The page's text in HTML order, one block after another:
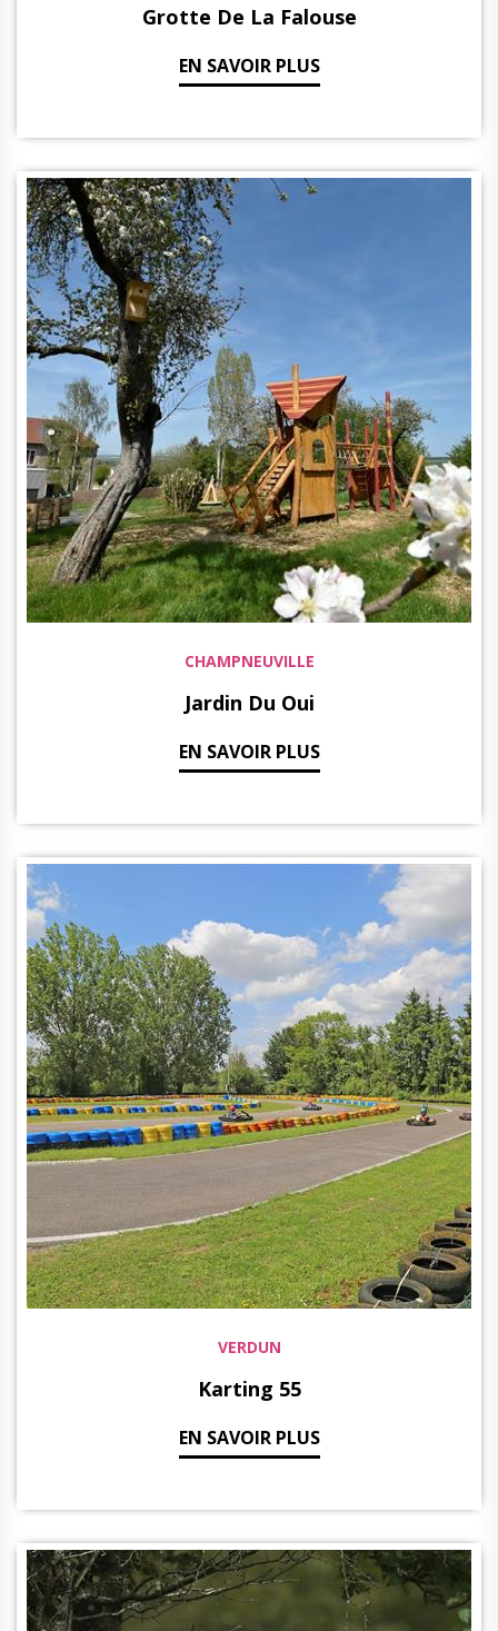
Grotte De La Falouse
EN SAVOIR PLUS
CHAMPNEUVILLE
Jardin Du Oui
EN SAVOIR PLUS
VERDUN
Karting 55
EN SAVOIR PLUS